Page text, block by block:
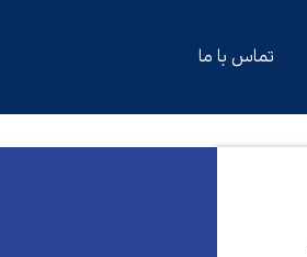
تماس با ما